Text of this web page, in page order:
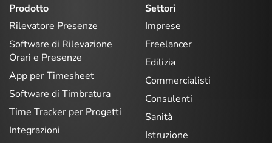
Prodotto
Rilevatore Presenze
Software di Rilevazione
Orari e Presenze
App per Timesheet
Software di Timbratura
Time Tracker per Progetti
Integrazioni
Settori
Imprese
Freelancer
Edilizia
Commercialisti
Consulenti
Sanità
Istruzione